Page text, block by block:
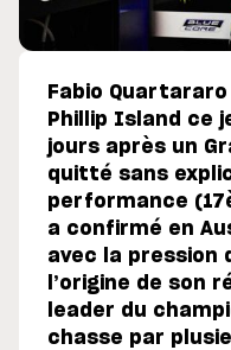
Fabio
Phillip Island ce
jours après un
quitté sans
performance
a confirmé en
avec la pression
l’origine de son
leader du
chasse par